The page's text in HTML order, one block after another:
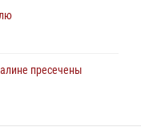
пресечены